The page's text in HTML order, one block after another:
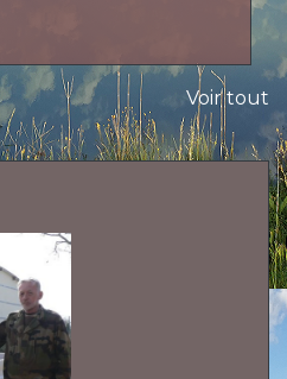
Voir tout